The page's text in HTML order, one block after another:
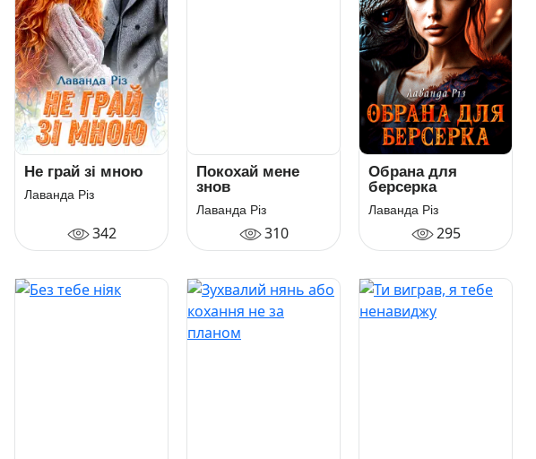
Не грай зі мною
Лаванда Різ
342
Покохай мене
знов
Лаванда Різ
310
Обрана для
берсерка
Лаванда Різ
295